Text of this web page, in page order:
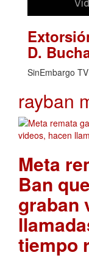
D.
SinEmbargo TV
rayban
Meta
Ban
graban
tiempo